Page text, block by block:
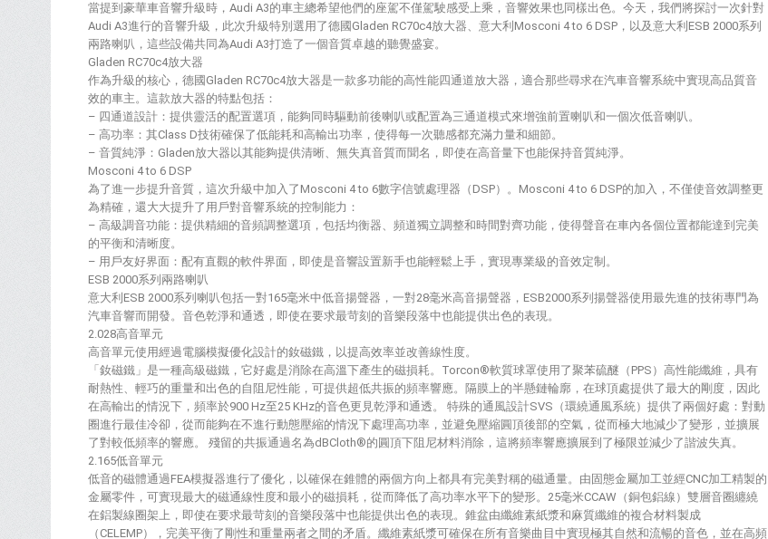
當提到豪華車音響升級時，Audi A3的車主總希望他們的座駕不僅駕駛感受上乘，音響效果也同樣出色。今天，我們將探討一次針對
Audi A3進行的音響升級，此次升級特別選用了德國Gladen RC70c4放大器、意大利Mosconi 4 to 6 DSP，以及意大利ESB 2000系列
兩路喇叭，這些設備共同為Audi A3打造了一個音質卓越的聽覺盛宴。
Gladen RC70c4放大器
作為升級的核心，德國Gladen RC70c4放大器是一款多功能的高性能四通道放大器，適合那些尋求在汽車音響系統中實現高品質音
效的車主。這款放大器的特點包括：
– 四通道設計：提供靈活的配置選項，能夠同時驅動前後喇叭或配置為三通道模式來增強前置喇叭和一個次低音喇叭。
– 高功率：其Class D技術確保了低能耗和高輸出功率，使得每一次聽感都充滿力量和細節。
– 音質純淨：Gladen放大器以其能夠提供清晰、無失真音質而聞名，即使在高音量下也能保持音質純淨。
Mosconi 4 to 6 DSP
為了進一步提升音質，這次升級中加入了Mosconi 4 to 6數字信號處理器（DSP）。Mosconi 4 to 6 DSP的加入，不僅使音效調整更
為精確，還大大提升了用戶對音響系統的控制能力：
– 高級調音功能：提供精細的音頻調整選項，包括均衡器、頻道獨立調整和時間對齊功能，使得聲音在車內各個位置都能達到完美
的平衡和清晰度。
– 用戶友好界面：配有直觀的軟件界面，即使是音響設置新手也能輕鬆上手，實現專業級的音效定制。
ESB 2000系列兩路喇叭
意大利ESB 2000系列喇叭包括一對165毫米中低音揚聲器，一對28毫米高音揚聲器，ESB2000系列揚聲器使用最先進的技術專門為
汽車音響而開發。音色乾淨和通透，即使在要求最苛刻的音樂段落中也能提供出色的表現。
2.028高音單元
高音單元使用經過電腦模擬優化設計的釹磁鐵，以提高效率並改善線性度。
「釹磁鐵」是一種高級磁鐵，它好處是消除在高溫下產生的磁損耗。Torcon®軟質球罩使用了聚苯硫醚（PPS）高性能纖維，具有
耐熱性、輕巧的重量和出色的自阻尼性能，可提供超低共振的頻率響應。隔膜上的半懸鏈輪廓，在球頂處提供了最大的剛度，因此
在高輸出的情況下，頻率於900 Hz至25 KHz的音色更見乾淨和通透。 特殊的通風設計SVS（環繞通風系統）提供了兩個好處：對動
圈進行最佳冷卻，從而能夠在不進行動態壓縮的情況下處理高功率，並避免壓縮圓頂後部的空氣，從而極大地減少了變形，並擴展
了對較低頻率的響應。 殘留的共振通過名為dBCloth®的圓頂下阻尼材料消除，這將頻率響應擴展到了極限並減少了諧波失真。
2.165低音單元
低音的磁體通過FEA模擬器進行了優化，以確保在錐體的兩個方向上都具有完美對稱的磁通量。由固態金屬加工並經CNC加工精製的
金屬零件，可實現最大的磁通線性度和最小的磁損耗，從而降低了高功率水平下的變形。25毫米CCAW（銅包鋁線）雙層音圈纏繞
在鋁製線圈架上，即使在要求最苛刻的音樂段落中也能提供出色的表現。錐盆由纖維素紙漿和麻質纖維的複合材料製成
（CELEMP），完美平衡了剛性和重量兩者之間的矛盾。纖維素紙漿可確保在所有音樂曲目中實現極其自然和流暢的音色，並在高頻